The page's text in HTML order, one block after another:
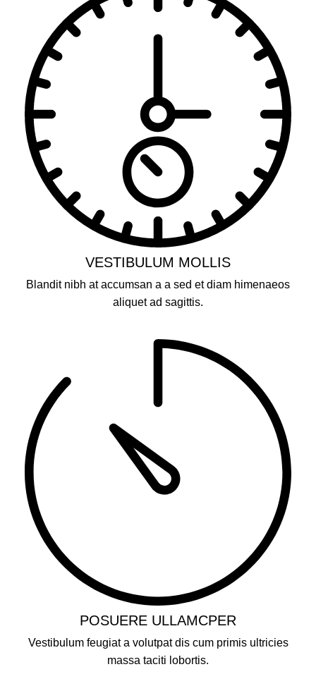
VESTIBULUM MOLLIS
Blandit nibh at accumsan a a sed et diam himenaeos
aliquet ad sagittis.
POSUERE ULLAMCPER
Vestibulum feugiat a volutpat dis cum primis ultricies
massa taciti lobortis.